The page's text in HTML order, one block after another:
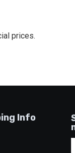
prices.
Info